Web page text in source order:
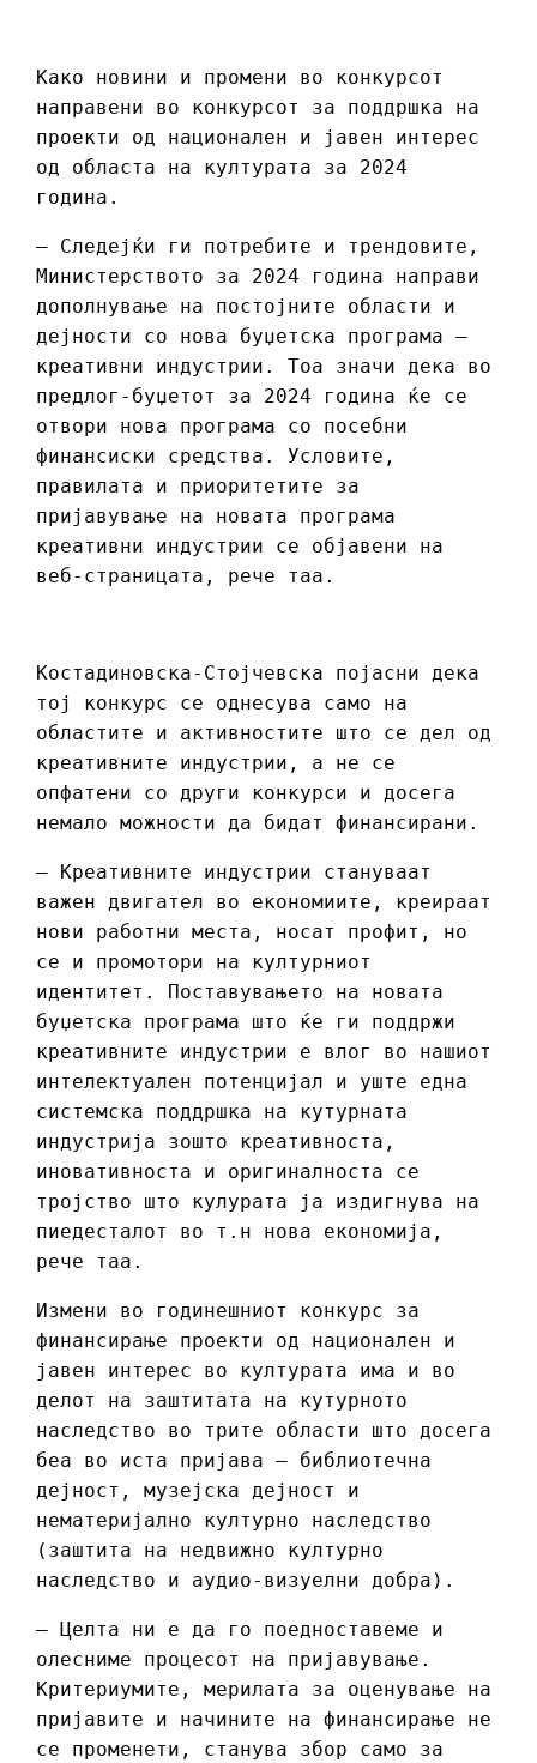
Како новини и промени во конкурсот
направени во конкурсот за поддршка на
проекти од национален и јавен интерес
од областа на културата за 2024
година.
– Следејќи ги потребите и трендовите,
Министерството за 2024 година направи
дополнување на постојните области и
дејности со нова буџетска програма –
креативни индустрии. Тоа значи дека во
предлог-буџетот за 2024 година ќе се
отвори нова програма со посебни
финансиски средства. Условите,
правилата и приоритетите за
пријавување на новата програма
креативни индустрии се објавени на
веб-страницата, рече таа.
Костадиновска-Стојчевска појасни дека
тој конкурс се однесува само на
областите и активностите што се дел од
креативните индустрии, а не се
опфатени со други конкурси и досега
немало можности да бидат финансирани.
– Креативните индустрии стануваат
важен двигател во економиите, креираат
нови работни места, носат профит, но
се и промотори на културниот
идентитет. Поставувањето на новата
буџетска програма што ќе ги поддржи
креативните индустрии е влог во нашиот
интелектуален потенцијал и уште една
системска поддршка на кутурната
индустрија зошто креативноста,
иновативноста и оригиналноста се
тројство што кулурата ја издигнува на
пиедесталот во т.н нова економија,
рече таа.
Измени во годинешниот конкурс за
финансирање проекти од национален и
јавен интерес во културата има и во
делот на заштитата на кутурното
наследство во трите области што досега
беа во иста пријава – библиотечна
дејност, музејска дејност и
нематеријално културно наследство
(заштита на недвижно културно
наследство и аудио-визуелни добра).
– Целта ни е да го поедноставеме и
олесниме процесот на пријавување.
Критериумите, мерилата за оценување на
пријавите и начините на финансирање не
се променети, станува збор само за